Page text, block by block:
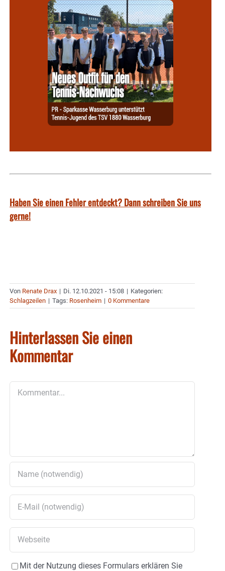
Haben Sie einen Fehler entdeckt? Dann schreiben Sie uns
gerne!
Von Renate Drax | Di. 12.10.2021 - 15:08 | Kategorien:
Schlagzeilen | Tags: Rosenheim | 0 Kommentare
Hinterlassen Sie einen
Kommentar
Mit der Nutzung dieses Formulars erklären Sie